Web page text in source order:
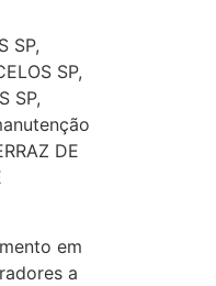
SP,
SP,
SP,
DE
em
a